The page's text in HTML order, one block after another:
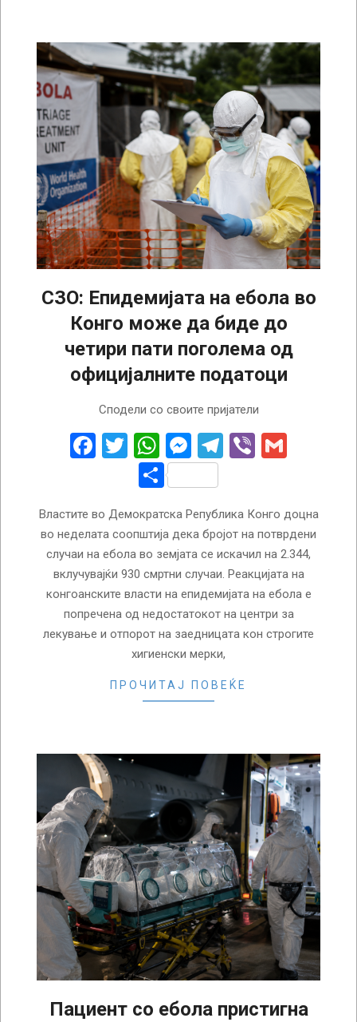
СЗО: Епидемијата на ебола во
Конго може да биде до
четири пати поголема од
официјалните податоци
Сподели со своите пријатели
Facebook
Twitter
WhatsApp
Messenger
Telegram
Viber
Share
Властите во Демократска Република Конго доцна
во неделата соопштија дека бројот на потврдени
случаи на ебола во земјата се искачил на 2.344,
вклучувајќи 930 смртни случаи. Реакцијата на
конгоанските власти на епидемијата на ебола е
попречена од недостатокот на центри за
лекување и отпорот на заедницата кон строгите
хигиенски мерки,
ПРОЧИТАЈ ПОВЕЌЕ
Пациент со ебола пристигна